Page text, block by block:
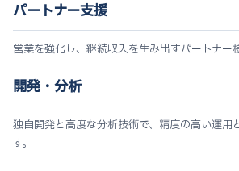
パートナー支援
営業を強化し、継続収入を生み出すパートナー
開発・分析
独自開発と高度な分析技術で、精度の高い運用
す。